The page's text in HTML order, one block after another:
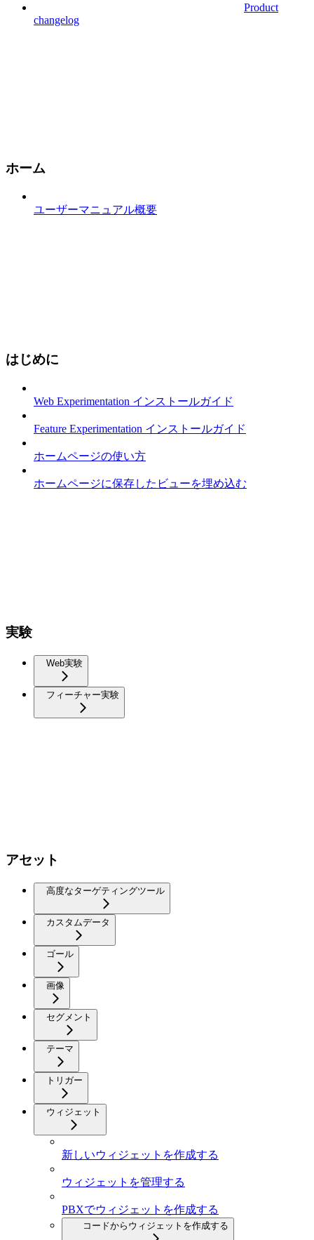
Product
changelog
ホーム
ユーザーマニュアル概要
はじめに
Web Experimentation インストールガイド
Feature Experimentation インストールガイド
ホームページの使い方
ホームページに保存したビューを埋め込む
実験
Web実験
フィーチャー実験
アセット
高度なターゲティングツール
カスタムデータ
ゴール
画像
セグメント
テーマ
トリガー
ウィジェット
新しいウィジェットを作成する
ウィジェットを管理する
PBXでウィジェットを作成する
コードからウィジェットを作成する